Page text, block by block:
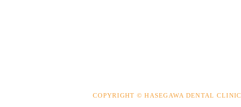
COPYRIGHT © HASEGAWA DENTAL CLINIC